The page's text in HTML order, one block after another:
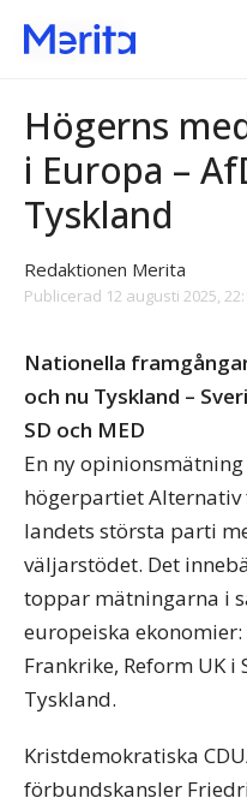
Opinionen
Högerns
i Europa –
Tyskland
Redaktionen Merita
Publicerad 12 augusti 2025,
Nationella
och nu Tyskland –
SD och MED
En ny
högerpartiet Alternativ
landets största parti
väljarstödet. Det
toppar mätningarna i
europeiska
Frankrike, Reform UK
Tyskland.
Kristdemokratiska
förbundskansler